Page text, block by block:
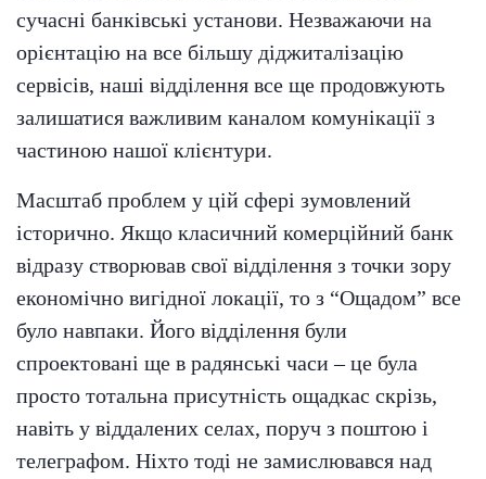
сучасні банківські установи. Незважаючи на
орієнтацію на все більшу діджиталізацію
сервісів, наші відділення все ще продовжують
залишатися важливим каналом комунікації з
частиною нашої клієнтури.
Масштаб проблем у цій сфері зумовлений
історично. Якщо класичний комерційний банк
відразу створював свої відділення з точки зору
економічно вигідної локації, то з “Ощадом” все
було навпаки. Його відділення були
спроектовані ще в радянські часи – це була
просто тотальна присутність ощадкас скрізь,
навіть у віддалених селах, поруч з поштою і
телеграфом. Ніхто тоді не замислювався над